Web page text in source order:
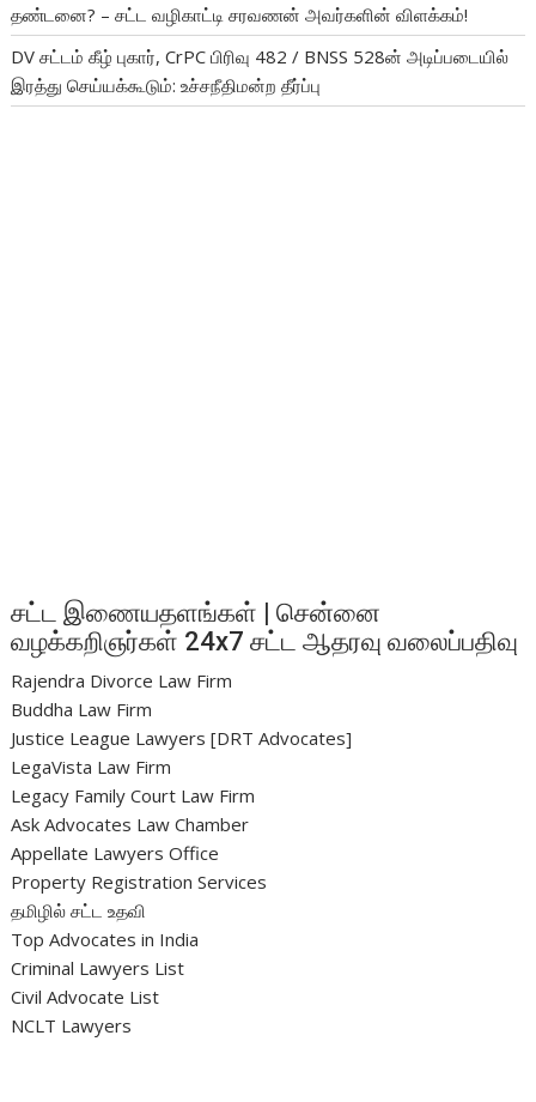
தண்டனை? – சட்ட வழிகாட்டி சரவணன் அவர்களின் விளக்கம்!
DV சட்டம் கீழ் புகார், CrPC பிரிவு 482 / BNSS 528ன் அடிப்படையில்
இரத்து செய்யக்கூடும்: உச்சநீதிமன்ற தீர்ப்பு
சட்ட இணையதளங்கள் | சென்னை
வழக்கறிஞர்கள் 24x7 சட்ட ஆதரவு வலைப்பதிவு
Rajendra Divorce Law Firm
Buddha Law Firm
Justice League Lawyers [DRT Advocates]
LegaVista Law Firm
Legacy Family Court Law Firm
Ask Advocates Law Chamber
Appellate Lawyers Office
Property Registration Services
தமிழில் சட்ட உதவி
Top Advocates in India
Criminal Lawyers List
Civil Advocate List
NCLT Lawyers